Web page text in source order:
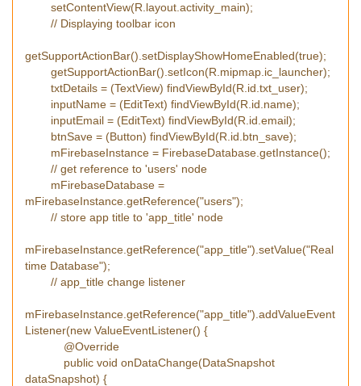
setContentView(R.layout.activity_main);
// Displaying toolbar icon
getSupportActionBar().setDisplayShowHomeEnabled(true);
getSupportActionBar().setIcon(R.mipmap.ic_launcher);
txtDetails = (TextView) findViewById(R.id.txt_user);
inputName = (EditText) findViewById(R.id.name);
inputEmail = (EditText) findViewById(R.id.email);
btnSave = (Button) findViewById(R.id.btn_save);
mFirebaseInstance = FirebaseDatabase.getInstance();
// get reference to 'users' node
mFirebaseDatabase =
mFirebaseInstance.getReference("users");
// store app title to 'app_title' node
mFirebaseInstance.getReference("app_title").setValue("Real
time Database");
// app_title change listener
mFirebaseInstance.getReference("app_title").addValueEvent
Listener(new ValueEventListener() {
@Override
public void onDataChange(DataSnapshot
dataSnapshot) {